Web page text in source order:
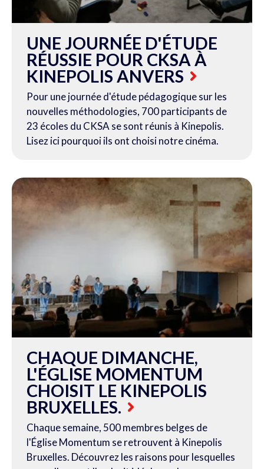
UNE JOURNÉE D'ÉTUDE
RÉUSSIE POUR CKSA À
KINEPOLIS ANVERS
Pour une journée d'étude pédagogique sur les
nouvelles méthodologies, 700 participants de
23 écoles du CKSA se sont réunis à Kinepolis.
Lisez ici pourquoi ils ont choisi notre cinéma.
CHAQUE DIMANCHE,
L'ÉGLISE MOMENTUM
CHOISIT LE KINEPOLIS
BRUXELLES.
Chaque semaine, 500 membres belges de
l'Église Momentum se retrouvent à Kinepolis
Bruxelles. Découvrez les raisons pour lesquelles